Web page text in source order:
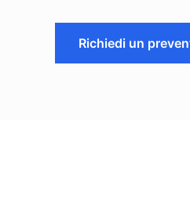
Richiedi un